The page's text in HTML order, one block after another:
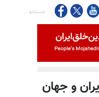
و جهان